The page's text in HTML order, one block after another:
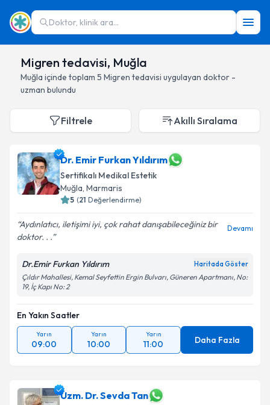
Doktor, klinik ara...
Migren tedavisi, Muğla
Muğla içinde toplam 5 Migren tedavisi uygulayan doktor -
uzman bulundu
Filtrele Akıllı Sıralama
Dr. Emir Furkan Yıldırım
Sertifikalı Medikal Estetik
Muğla, Marmaris
5 (21 Değerlendirme)
Aydınlatıcı, iletişimi iyi, çok rahat danışabileceğiniz bir
doktor. . .
Devamı
Dr.Emir Furkan Yıldırım Haritada Göster
Çıldır Mahallesi, Kemal Seyfettin Ergin Bulvarı, Güneren Apartmanı, No:
19, İç Kapı No: 2
En Yakın Saatler
Yarın
09:00
Yarın
10:00
Yarın
11:00 Daha Fazla
Uzm. Dr. Sevda Tan